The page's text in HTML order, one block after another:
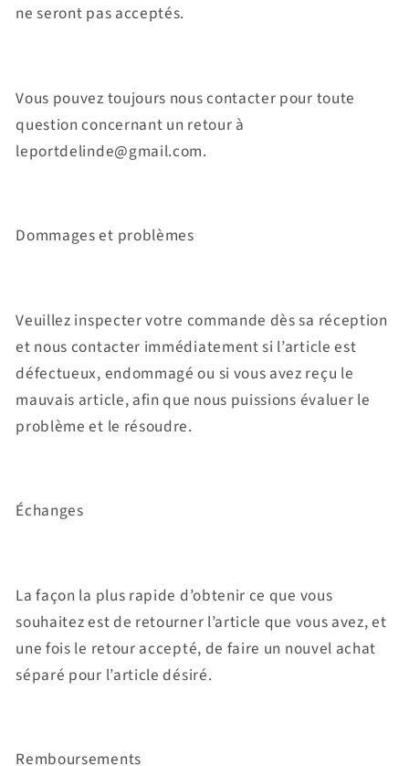
ne seront pas acceptés.
Vous pouvez toujours nous contacter pour toute
question concernant un retour à
leportdelinde@gmail.com.
Dommages et problèmes
Veuillez inspecter votre commande dès sa réception
et nous contacter immédiatement si l’article est
défectueux, endommagé ou si vous avez reçu le
mauvais article, afin que nous puissions évaluer le
problème et le résoudre.
Échanges
La façon la plus rapide d’obtenir ce que vous
souhaitez est de retourner l’article que vous avez, et
une fois le retour accepté, de faire un nouvel achat
séparé pour l’article désiré.
Remboursements